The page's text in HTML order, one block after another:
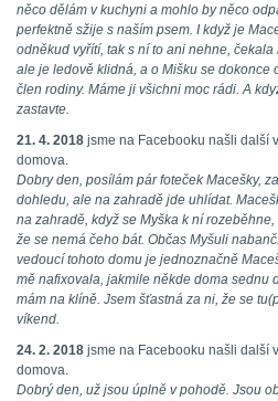
něco dělám v kuchyni a mohlo by něco
perfektně sžije s naším psem. I když je
odněkud vyřítí, tak s ní to ani nehne,
ale je ledově klidná, a o Mišku se dokonce
člen rodiny. Máme ji všichni moc rádi. A
zastavte.
21. 4. 2018 jsme na Facebooku našli další
domova.
Dobry den, posílám pár foteček Macešky,
dohledu, ale na zahradě jde uhlídat.
na zahradě, když se Myška k ní
že se nemá čeho bát. Občas Myšuli
vedoucí tohoto domu je jednoznačně
mě nafixovala, jakmile někde doma sednu
mám na klíně. Jsem šťastná za ni, že se
víkend.
24. 2. 2018 jsme na Facebooku našli další
domova.
Dobrý den, už jsou úplně v pohodě. Jsou